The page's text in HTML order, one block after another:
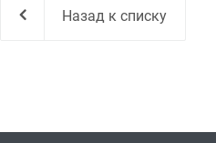
Назад к списку